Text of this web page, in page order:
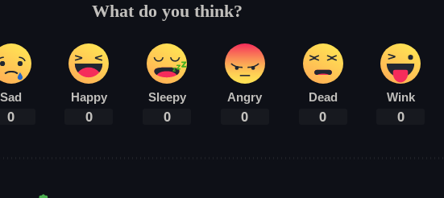
What do you think?
Sad
0
Happy
0
Sleepy
0
Angry
0
Dead
0
Wink
0